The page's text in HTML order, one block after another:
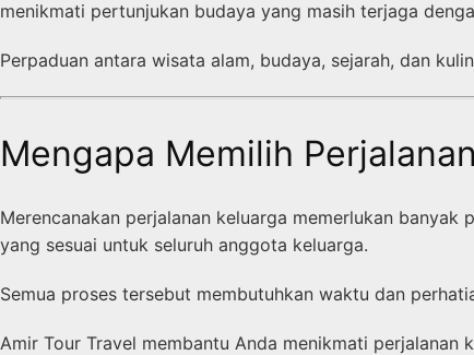
menikmati pertunjukan budaya yang masih terjaga
Perpaduan antara wisata alam, budaya, sejarah, dan
Mengapa Memilih
Merencanakan perjalanan keluarga memerlukan
yang sesuai untuk seluruh anggota keluarga.
Semua proses tersebut membutuhkan waktu dan
Amir Tour Travel membantu Anda menikmati